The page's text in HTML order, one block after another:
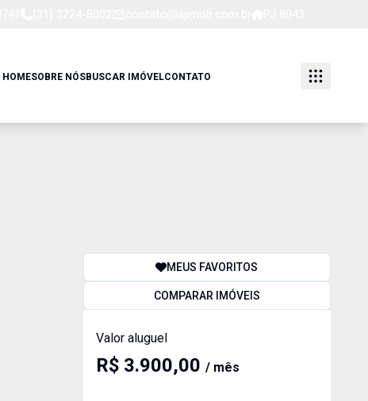
HOMESOBRE NÓSBUSCAR IMÓVELCONTATO
MEUS FAVORITOS
COMPARAR IMÓVEIS
Valor aluguel
R$ 3.900,00 / mês